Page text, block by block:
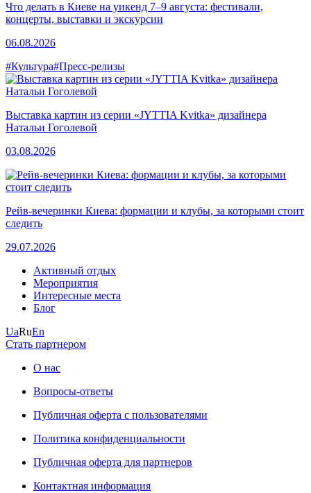
Что делать в Киеве на уикенд 7–9 августа: фестивали,
концерты, выставки и экскурсии
06.08.2026
#Культура#Пресс-релизы
Выставка картин из серии «JYTTIA Kvitka» дизайнера
Натальи Гоголевой
03.08.2026
Рейв-вечеринки Киева: формации и клубы, за которыми стоит
следить
29.07.2026
Активный отдых
Мероприятия
Интересные места
Блог
UaRuEn
Стать партнером
О нас
Вопросы-ответы
Публичная оферта с пользователями
Политика конфиденциальности
Публичная оферта для партнеров
Контактная информация